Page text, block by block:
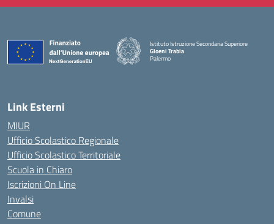
Istituto Istruzione Secondaria Superiore
Gioeni Trabia
Palermo
Link Esterni
MIUR
Ufficio Scolastico Regionale
Ufficio Scolastico Territoriale
Scuola in Chiaro
Iscrizioni On Line
Invalsi
Comune